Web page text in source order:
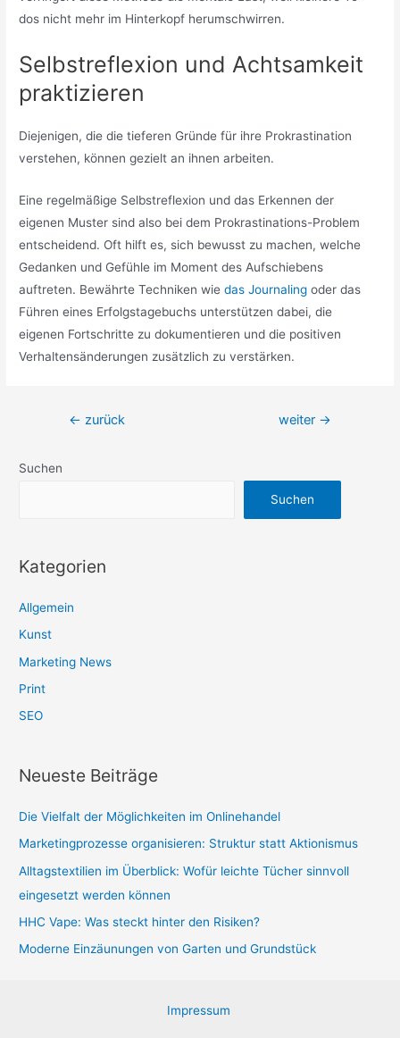
dos nicht mehr im Hinterkopf herumschwirren.
Selbstreflexion und Achtsamkeit
praktizieren
Diejenigen, die die tieferen Gründe für ihre Prokrastination
verstehen, können gezielt an ihnen arbeiten.
Eine regelmäßige Selbstreflexion und das Erkennen der
eigenen Muster sind also bei dem Prokrastinations-Problem
entscheidend. Oft hilft es, sich bewusst zu machen, welche
Gedanken und Gefühle im Moment des Aufschiebens
auftreten. Bewährte Techniken wiedas Journaling oder das
Führen eines Erfolgstagebuchs unterstützen dabei, die
eigenen Fortschritte zu dokumentieren und die positiven
Verhaltensänderungen zusätzlich zu verstärken.
Beitragsnavigation
← zurück weiter →
Suchen
Suchen
Kategorien
Allgemein
Kunst
Marketing News
Print
SEO
Neueste Beiträge
Die Vielfalt der Möglichkeiten im Onlinehandel
Marketingprozesse organisieren: Struktur statt Aktionismus
Alltagstextilien im Überblick: Wofür leichte Tücher sinnvoll
eingesetzt werden können
HHC Vape: Was steckt hinter den Risiken?
Moderne Einzäunungen von Garten und Grundstück
Impressum